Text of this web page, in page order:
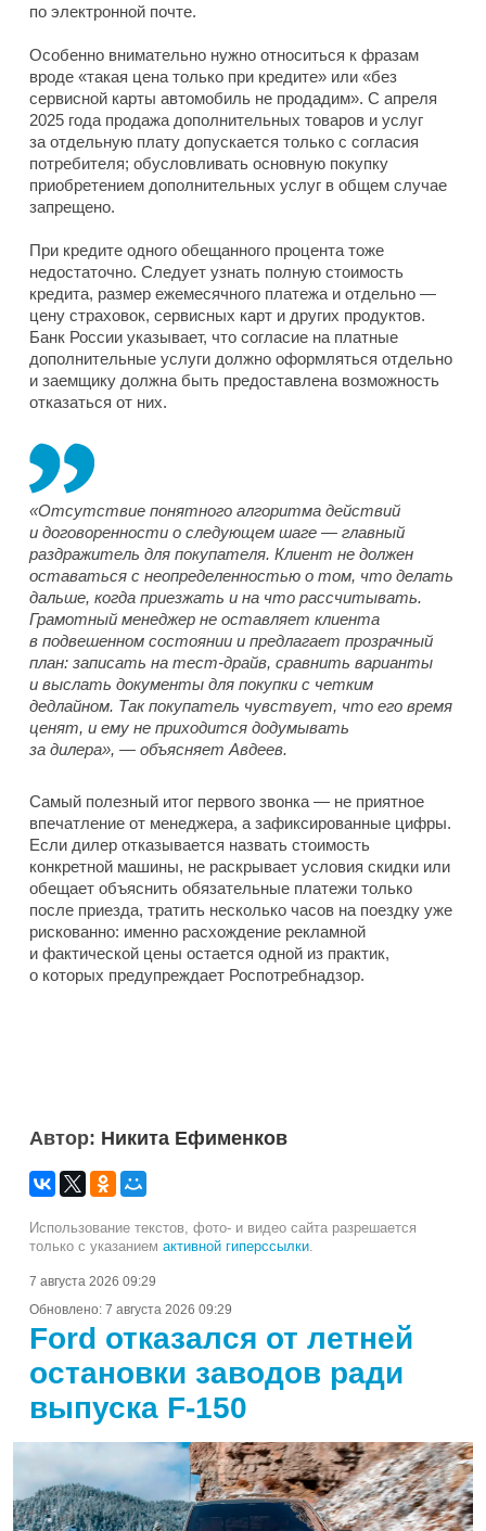
по электронной почте.
Особенно внимательно нужно относиться к фразам
вроде «такая цена только при кредите» или «без
сервисной карты автомобиль не продадим». С апреля
2025 года продажа дополнительных товаров и услуг
за отдельную плату допускается только с согласия
потребителя; обусловливать основную покупку
приобретением дополнительных услуг в общем случае
запрещено.
При кредите одного обещанного процента тоже
недостаточно. Следует узнать полную стоимость
кредита, размер ежемесячного платежа и отдельно —
цену страховок, сервисных карт и других продуктов.
Банк России указывает, что согласие на платные
дополнительные услуги должно оформляться отдельно
и заемщику должна быть предоставлена возможность
отказаться от них.
«Отсутствие понятного алгоритма действий
и договоренности о следующем шаге — главный
раздражитель для покупателя. Клиент не должен
оставаться с неопределенностью о том, что делать
дальше, когда приезжать и на что рассчитывать.
Грамотный менеджер не оставляет клиента
в подвешенном состоянии и предлагает прозрачный
план: записать на тест-драйв, сравнить варианты
и выслать документы для покупки с четким
дедлайном. Так покупатель чувствует, что его время
ценят, и ему не приходится додумывать
за дилера», — объясняет Авдеев.
Самый полезный итог первого звонка — не приятное
впечатление от менеджера, а зафиксированные цифры.
Если дилер отказывается назвать стоимость
конкретной машины, не раскрывает условия скидки или
обещает объяснить обязательные платежи только
после приезда, тратить несколько часов на поездку уже
рискованно: именно расхождение рекламной
и фактической цены остается одной из практик,
о которых предупреждает Роспотребнадзор.
Автор: Никита Ефименков
Использование текстов, фото- и видео сайта разрешается
только с указанием активной гиперссылки.
7 августа 2026 09:29
Обновлено: 7 августа 2026 09:29
Ford отказался от летней
остановки заводов ради
выпуска F-150